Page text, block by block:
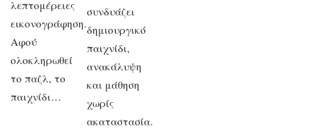
λεπτομέρειες
εικονογράφηση.
Αφού
ολοκληρωθεί
το παζλ, το
παιχνίδι…
συνδυάζει
δημιουργικό
παιχνίδι,
ανακάλυψη
και μάθηση
χωρίς
ακαταστασία.